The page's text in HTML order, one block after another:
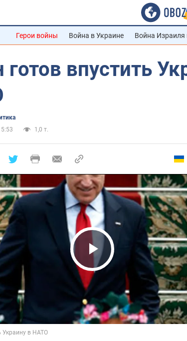
Герои войны Война в Украине Война Израиля
готов впустить
1,0 т.
Play Video